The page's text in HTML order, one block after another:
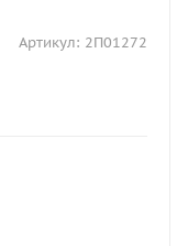
Артикул: 2П01272